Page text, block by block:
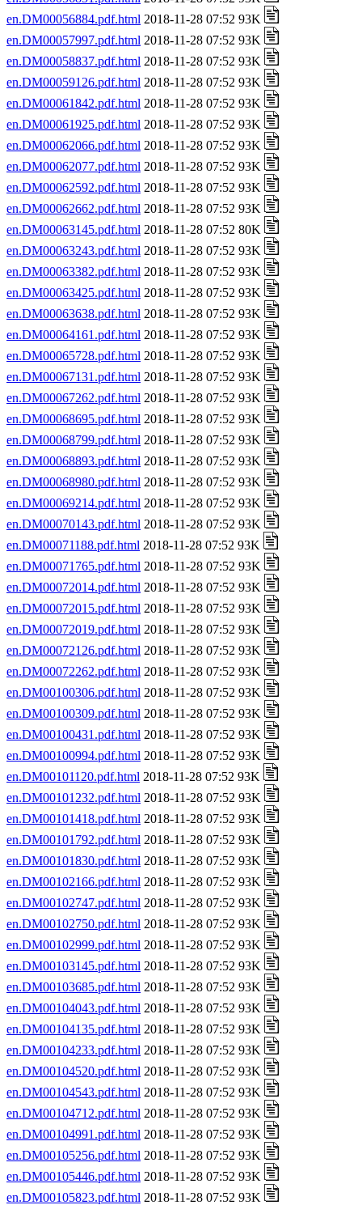
en.DM00056884.pdf.html 2018-11-28 07:52 93K
en.DM00057997.pdf.html 2018-11-28 07:52 93K
en.DM00058837.pdf.html 2018-11-28 07:52 93K
en.DM00059126.pdf.html 2018-11-28 07:52 93K
en.DM00061842.pdf.html 2018-11-28 07:52 93K
en.DM00061925.pdf.html 2018-11-28 07:52 93K
en.DM00062066.pdf.html 2018-11-28 07:52 93K
en.DM00062077.pdf.html 2018-11-28 07:52 93K
en.DM00062592.pdf.html 2018-11-28 07:52 93K
en.DM00062662.pdf.html 2018-11-28 07:52 93K
en.DM00063145.pdf.html 2018-11-28 07:52 80K
en.DM00063243.pdf.html 2018-11-28 07:52 93K
en.DM00063382.pdf.html 2018-11-28 07:52 93K
en.DM00063425.pdf.html 2018-11-28 07:52 93K
en.DM00063638.pdf.html 2018-11-28 07:52 93K
en.DM00064161.pdf.html 2018-11-28 07:52 93K
en.DM00065728.pdf.html 2018-11-28 07:52 93K
en.DM00067131.pdf.html 2018-11-28 07:52 93K
en.DM00067262.pdf.html 2018-11-28 07:52 93K
en.DM00068695.pdf.html 2018-11-28 07:52 93K
en.DM00068799.pdf.html 2018-11-28 07:52 93K
en.DM00068893.pdf.html 2018-11-28 07:52 93K
en.DM00068980.pdf.html 2018-11-28 07:52 93K
en.DM00069214.pdf.html 2018-11-28 07:52 93K
en.DM00070143.pdf.html 2018-11-28 07:52 93K
en.DM00071188.pdf.html 2018-11-28 07:52 93K
en.DM00071765.pdf.html 2018-11-28 07:52 93K
en.DM00072014.pdf.html 2018-11-28 07:52 93K
en.DM00072015.pdf.html 2018-11-28 07:52 93K
en.DM00072019.pdf.html 2018-11-28 07:52 93K
en.DM00072126.pdf.html 2018-11-28 07:52 93K
en.DM00072262.pdf.html 2018-11-28 07:52 93K
en.DM00100306.pdf.html 2018-11-28 07:52 93K
en.DM00100309.pdf.html 2018-11-28 07:52 93K
en.DM00100431.pdf.html 2018-11-28 07:52 93K
en.DM00100994.pdf.html 2018-11-28 07:52 93K
en.DM00101120.pdf.html 2018-11-28 07:52 93K
en.DM00101232.pdf.html 2018-11-28 07:52 93K
en.DM00101418.pdf.html 2018-11-28 07:52 93K
en.DM00101792.pdf.html 2018-11-28 07:52 93K
en.DM00101830.pdf.html 2018-11-28 07:52 93K
en.DM00102166.pdf.html 2018-11-28 07:52 93K
en.DM00102747.pdf.html 2018-11-28 07:52 93K
en.DM00102750.pdf.html 2018-11-28 07:52 93K
en.DM00102999.pdf.html 2018-11-28 07:52 93K
en.DM00103145.pdf.html 2018-11-28 07:52 93K
en.DM00103685.pdf.html 2018-11-28 07:52 93K
en.DM00104043.pdf.html 2018-11-28 07:52 93K
en.DM00104135.pdf.html 2018-11-28 07:52 93K
en.DM00104233.pdf.html 2018-11-28 07:52 93K
en.DM00104520.pdf.html 2018-11-28 07:52 93K
en.DM00104543.pdf.html 2018-11-28 07:52 93K
en.DM00104712.pdf.html 2018-11-28 07:52 93K
en.DM00104991.pdf.html 2018-11-28 07:52 93K
en.DM00105256.pdf.html 2018-11-28 07:52 93K
en.DM00105446.pdf.html 2018-11-28 07:52 93K
en.DM00105823.pdf.html 2018-11-28 07:52 93K